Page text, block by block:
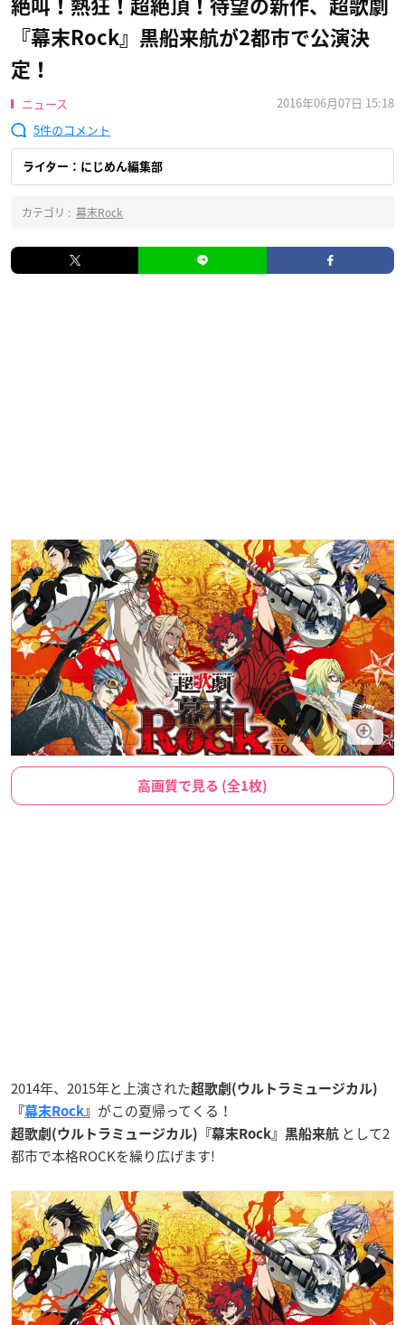
絶叫！熱狂！超絶頂！待望の新作、超歌劇
『幕末Rock』黒船来航が2都市で公演決
定！
ニュース
2016年06月07日 15:18
5
ライター：にじめん編集部
カテゴリ : 幕末Rock
高画質で見る (全1枚)
2014年、2015年と上演された超歌劇(ウルトラミュージカル)
『幕末Rock 』 がこの夏帰ってくる！
超歌劇(ウルトラミュージカル)『幕末Rock』黒船来航 として2
都市で本格ROCKを繰り広げます!